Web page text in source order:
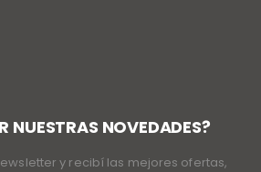
NUESTRAS NOVEDADES?
y recibí las mejores ofertas,